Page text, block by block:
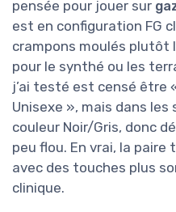
pensée pour jouer sur
est en configuration FG
crampons moulés plutôt
pour le synthé ou les
j’ai testé est censé être
Unisexe », mais dans
couleur Noir/Gris, donc
peu flou. En vrai, la
avec des touches plus
clinique.